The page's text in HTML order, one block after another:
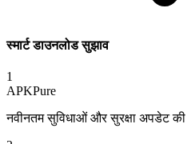
स्मार्ट डाउनलोड सुझाव
1
APKPure
नवीनतम सुविधाओं और सुरक्षा अपडेट